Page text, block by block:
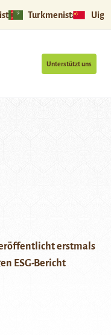
Turkmenistan
Unterstützt uns
erstmals
ESG-Bericht